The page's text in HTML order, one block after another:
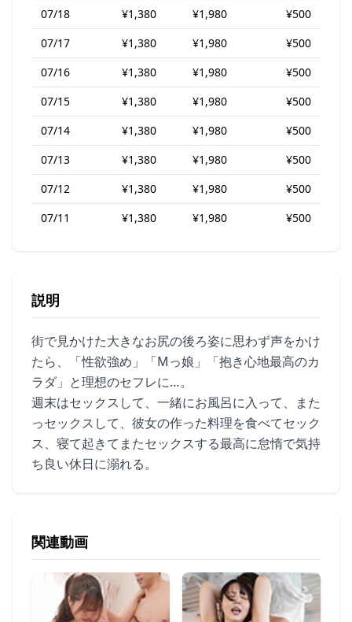
07/18
¥1,380 ¥1,980
¥500
07/17
¥1,380 ¥1,980
¥500
07/16
¥1,380 ¥1,980
¥500
07/15
¥1,380 ¥1,980
¥500
07/14
¥1,380 ¥1,980
¥500
07/13
¥1,380 ¥1,980
¥500
07/12
¥1,380 ¥1,980
¥500
07/11
¥1,380 ¥1,980 ¥500
説明
街で見かけた大きなお尻の後ろ姿に思わず声をかけ
たら、「性欲強め」「Mっ娘」「抱き心地最高のカ
ラダ」と理想のセフレに…。
週末はセックスして、一緒にお風呂に入って、また
っセックスして、彼女の作った料理を食べてセック
ス、寝て起きてまたセックスする最高に怠惰で気持
ち良い休日に溺れる。
関連動画